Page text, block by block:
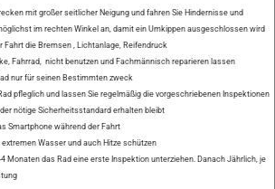
mit großer seitlicher Neigung und fahren Sie Hindernisse und
im rechten Winkel an, damit ein Umkippen ausgeschlossen wird
Fahrt die Bremsen , Lichtanlage, Reifendruck
Fahrrad, nicht benutzen und Fachmännisch reparieren lassen
nur für seinen Bestimmten zweck
pfleglich und lassen Sie regelmäßig die vorgeschriebenen Inspektionen
nötige Sicherheitsstandard erhalten bleibt
Smartphone während der Fahrt
extremen Wasser und auch Hitze schützen
Monaten das Rad eine erste Inspektion unterziehen. Danach Jährlich, je